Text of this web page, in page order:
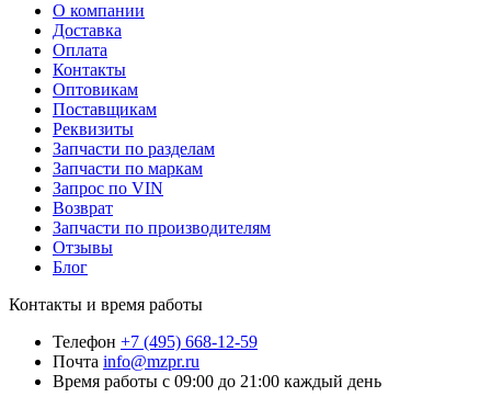
О компании
Доставка
Оплата
Контакты
Оптовикам
Поставщикам
Реквизиты
Запчасти по разделам
Запчасти по маркам
Запрос по VIN
Возврат
Запчасти по производителям
Отзывы
Блог
Контакты и время работы
Телефон +7 (495) 668-12-59
Почта info@mzpr.ru
Время работы с 09:00 до 21:00 каждый день